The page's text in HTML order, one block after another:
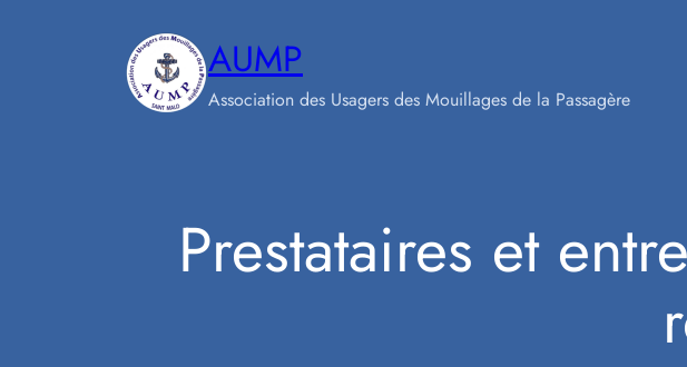
AUMP
Association des Usagers des Mouillages de la Passagère
Prestataires et